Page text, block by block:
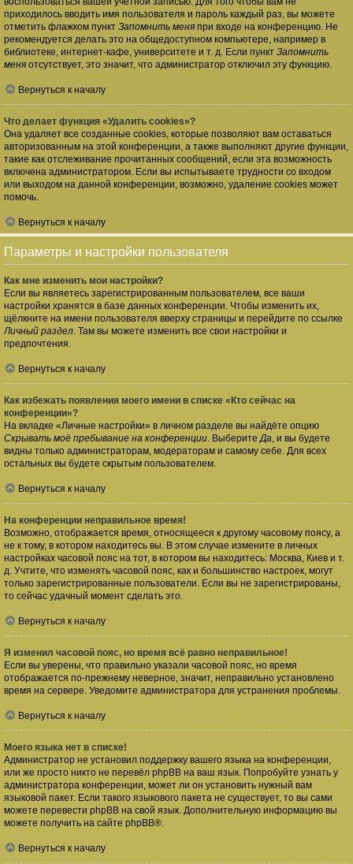
приходилось вводить имя пользователя и пароль каждый раз, вы можете
отметить флажком пункт Запомнить меня при входе на конференцию. Не
рекомендуется делать это на общедоступном компьютере, например в
библиотеке, интернет-кафе, университете и т. д. Если пункт Запомнить
меня отсутствует, это значит, что администратор отключил эту функцию.
Вернуться к началу
Что делает функция «Удалить cookies»?
Она удаляет все созданные cookies, которые позволяют вам оставаться
авторизованным на этой конференции, а также выполняют другие функции,
такие как отслеживание прочитанных сообщений, если эта возможность
включена администратором. Если вы испытываете трудности со входом
или выходом на данной конференции, возможно, удаление cookies может
помочь.
Вернуться к началу
Параметры и настройки пользователя
Как мне изменить мои настройки?
Если вы являетесь зарегистрированным пользователем, все ваши
настройки хранятся в базе данных конференции. Чтобы изменить их,
щёлкните на имени пользователя вверху страницы и перейдите по ссылке
Личный раздел. Там вы можете изменить все свои настройки и
предпочтения.
Вернуться к началу
Как избежать появления моего имени в списке «Кто сейчас на
конференции»?
На вкладке «Личные настройки» в личном разделе вы найдёте опцию
Скрывать моё пребывание на конференции. ВыберитеДа, и вы будете
видны только администраторам, модераторам и самому себе. Для всех
остальных вы будете скрытым пользователем.
Вернуться к началу
На конференции неправильное время!
Возможно, отображается время, относящееся к другому часовому поясу, а
не к тому, в котором находитесь вы. В этом случае измените в личных
настройках часовой пояс на тот, в котором вы находитесь: Москва, Киев и т.
д. Учтите, что изменять часовой пояс, как и большинство настроек, могут
только зарегистрированные пользователи. Если вы не зарегистрированы,
то сейчас удачный момент сделать это.
Вернуться к началу
Я изменил часовой пояс, но время всё равно неправильное!
Если вы уверены, что правильно указали часовой пояс, но время
отображается по-прежнему неверное, значит, неправильно установлено
время на сервере. Уведомите администратора для устранения проблемы.
Вернуться к началу
Моего языка нет в списке!
Администратор не установил поддержку вашего языка на конференции,
или же просто никто не перевёл phpBB на ваш язык. Попробуйте узнать у
администратора конференции, может ли он установить нужный вам
языковой пакет. Если такого языкового пакета не существует, то вы сами
можете перевести phpBB на свой язык. Дополнительную информацию вы
можете получить на сайте phpBB®.
Вернуться к началу